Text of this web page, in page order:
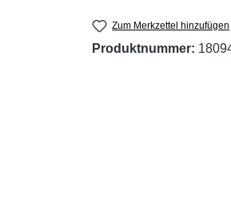
Zum Merkzettel hinzufügen
Produktnummer: